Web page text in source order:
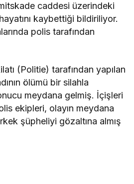
caddesi üzerindeki
kaybettiği bildiriliyor.
polis tarafından
(Politie) tarafından yapılan
ölümü bir silahla
meydana gelmiş. İçişleri
ekipleri, olayın meydana
şüpheliyi gözaltına almış